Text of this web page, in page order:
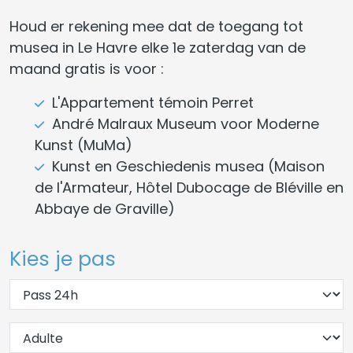
Houd er rekening mee dat de toegang tot
musea in Le Havre elke 1e zaterdag van de
maand gratis is voor :
L'Appartement témoin Perret
André Malraux Museum voor Moderne
Kunst (MuMa)
Kunst en Geschiedenis musea (Maison
de l'Armateur, Hôtel Dubocage de Bléville en
Abbaye de Graville)
Kies je pas